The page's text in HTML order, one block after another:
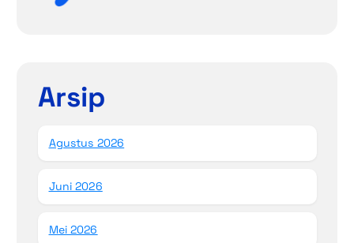
Arsip
Agustus 2026
Juni 2026
Mei 2026